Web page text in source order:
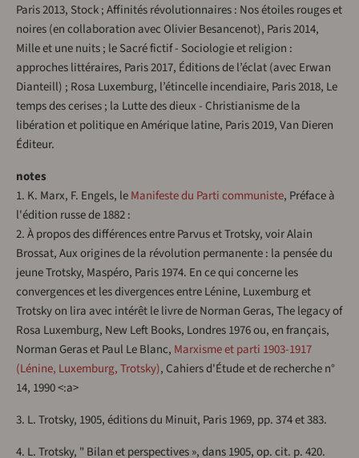
Paris 2013, Stock ; Affinités révolutionnaires : Nos étoiles rouges et
noires (en collaboration avec Olivier Besancenot), Paris 2014,
Mille et une nuits ; le Sacré fictif - Sociologie et religion :
approches littéraires, Paris 2017, Éditions de l’éclat (avec Erwan
Dianteill) ; Rosa Luxemburg, l’étincelle incendiaire, Paris 2018, Le
temps des cerises ; la Lutte des dieux - Christianisme de la
libération et politique en Amérique latine, Paris 2019, Van Dieren
Éditeur.
notes
1. K. Marx, F. Engels, leManifeste du Parti communiste, Préface à
l'édition russe de 1882 :
2. À propos des différences entre Parvus et Trotsky, voir Alain
Brossat, Aux origines de la révolution permanente : la pensée du
jeune Trotsky, Maspéro, Paris 1974. En ce qui concerne les
convergences et les divergences entre Lénine, Luxemburg et
Trotsky on lira avec intérêt le livre de Norman Geras, The legacy of
Rosa Luxemburg, New Left Books, Londres 1976 ou, en français,
Norman Geras et Paul Le Blanc, Marxisme et parti 1903-1917
(Lénine, Luxemburg, Trotsky), Cahiers d'Étude et de recherche n°
14, 1990 <:a>
3. L. Trotsky, 1905, éditions du Minuit, Paris 1969, pp. 374 et 383.
4. L. Trotsky, " Bilan et perspectives », dans 1905, op. cit. p. 420.